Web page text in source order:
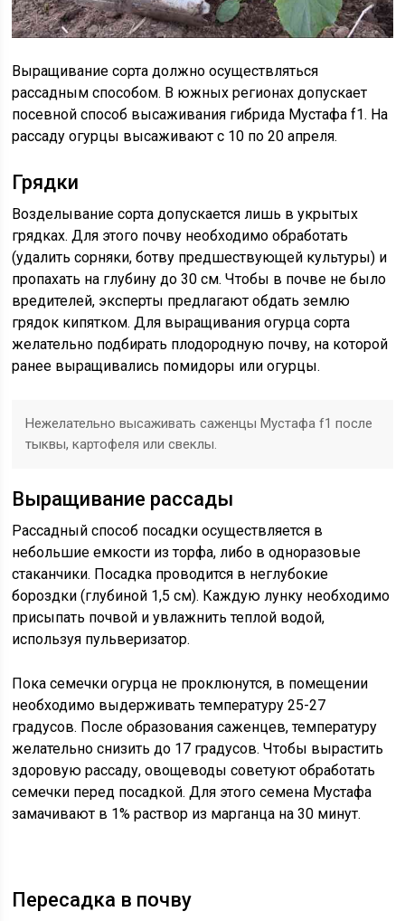
Выращивание сорта должно осуществляться
рассадным способом. В южных регионах допускает
посевной способ высаживания гибрида Мустафа f1. На
рассаду огурцы высаживают с 10 по 20 апреля.
Грядки
Возделывание сорта допускается лишь в укрытых
грядках. Для этого почву необходимо обработать
(удалить сорняки, ботву предшествующей культуры) и
пропахать на глубину до 30 см. Чтобы в почве не было
вредителей, эксперты предлагают обдать землю
грядок кипятком. Для выращивания огурца сорта
желательно подбирать плодородную почву, на которой
ранее выращивались помидоры или огурцы.
Нежелательно высаживать саженцы Мустафа f1 после
тыквы, картофеля или свеклы.
Выращивание рассады
Рассадный способ посадки осуществляется в
небольшие емкости из торфа, либо в одноразовые
стаканчики. Посадка проводится в неглубокие
бороздки (глубиной 1,5 см). Каждую лунку необходимо
присыпать почвой и увлажнить теплой водой,
используя пульверизатор.
Пока семечки огурца не проклюнутся, в помещении
необходимо выдерживать температуру 25-27
градусов. После образования саженцев, температуру
желательно снизить до 17 градусов. Чтобы вырастить
здоровую рассаду, овощеводы советуют обработать
семечки перед посадкой. Для этого семена Мустафа
замачивают в 1% раствор из марганца на 30 минут.
Пересадка в почву